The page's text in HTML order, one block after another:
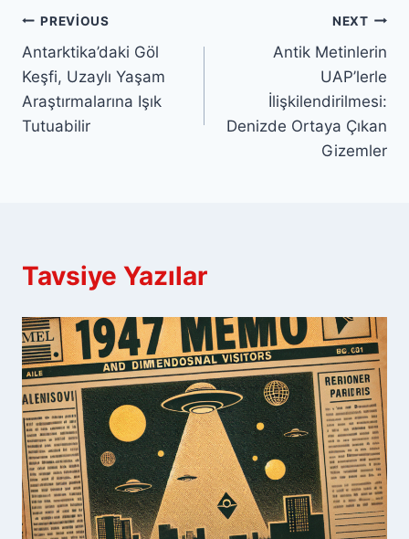
Yazı
gezinmesi
PREVIOUS
Antarktika’daki Göl
Keşfi, Uzaylı Yaşam
Araştırmalarına Işık
Tutuabilir
NEXT
Antik Metinlerin
UAP’lerle
İlişkilendirilmesi:
Denizde Ortaya Çıkan
Gizemler
Tavsiye Yazılar